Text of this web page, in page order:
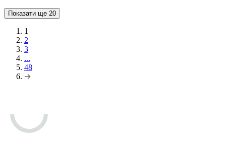
Показати ще 20
1
2
3
...
48